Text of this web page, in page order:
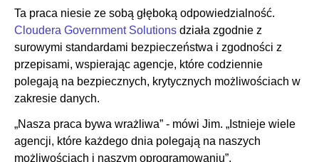
Ta praca niesie ze sobą głęboką odpowiedzialność.
Cloudera Government Solutions działa zgodnie z
surowymi standardami bezpieczeństwa i zgodności z
przepisami, wspierając agencje, które codziennie
polegają na bezpiecznych, krytycznych możliwościach w
zakresie danych.
„Nasza praca bywa wrażliwa” - mówi Jim. „Istnieje wiele
agencji, które każdego dnia polegają na naszych
możliwościach i naszym oprogramowaniu”.